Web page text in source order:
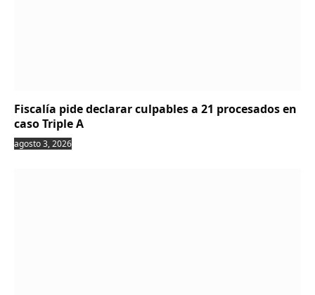
Fiscalía pide declarar culpables a 21 procesados en
caso Triple A
agosto 3, 2026